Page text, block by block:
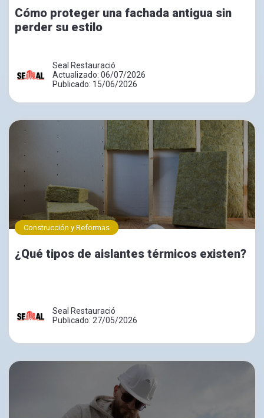
Cómo proteger una fachada antigua sin
perder su estilo
Seal Restauració
Actualizado: 06/07/2026
Publicado: 15/06/2026
Construcción y Reformas
¿Qué tipos de aislantes térmicos existen?
Seal Restauració
Publicado: 27/05/2026